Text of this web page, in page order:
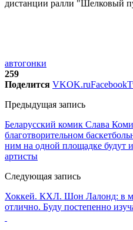
автогонки
259
Поделится VKOK.ruFacebook
Предыдущая запись
Беларусский комик Слава
благотворительном
ним на одной площадке будут
артисты
Следующая запись
Хоккей. КХЛ. Шон Лалонд: в
отлично. Буду постепенно